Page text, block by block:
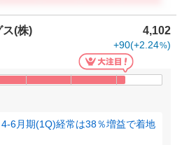
ス(株) 4,102
+90(+2.24%)
4-6月期(1Q)経常は38％増益で着地